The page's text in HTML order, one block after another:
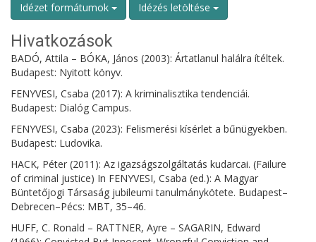
Idézet formátumok Idézés letöltése
Hivatkozások
BADÓ, Attila – BÓKA, János (2003): Ártatlanul halálra ítéltek.
Budapest: Nyitott könyv.
FENYVESI, Csaba (2017): A kriminalisztika tendenciái.
Budapest: Dialóg Campus.
FENYVESI, Csaba (2023): Felismerési kísérlet a bűnügyekben.
Budapest: Ludovika.
HACK, Péter (2011): Az igazságszolgáltatás kudarcai. (Failure
of criminal justice) In FENYVESI, Csaba (ed.): A Magyar
Büntetőjogi Társaság jubileumi tanulmánykötete. Budapest–
Debrecen–Pécs: MBT, 35–46.
HUFF, C. Ronald – RATTNER, Ayre – SAGARIN, Edward